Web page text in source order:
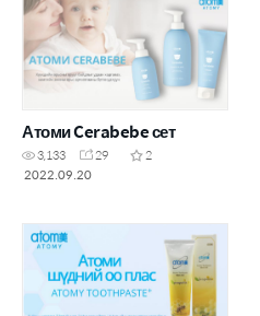
Атоми Cerabebe сет
3,133 29
2
2022.09.20